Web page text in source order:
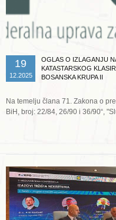
19
12.2025
OGLAS O IZLAGANJU
KATASTARSKOG
BOSANSKA KRUPA II
Na temelju člana 71. Zakona o
BiH, broj: 22/84, 26/90 i 36/90“,